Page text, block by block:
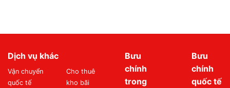
Dịch vụ khác
Vận chuyển
quốc tế
Cho thuê
kho bãi
Bưu
chính
trong
Bưu
chính
quốc tế